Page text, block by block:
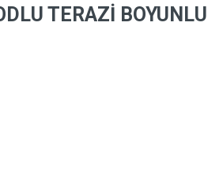
TERAZİ BOYUNLU